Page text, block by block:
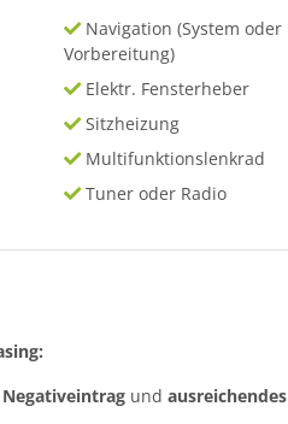
Navigation (System oder
Vorbereitung)
Elektr. Fensterheber
Sitzheizung
Multifunktionslenkrad
Tuner oder Radio
Negativeintrag und ausreichendes